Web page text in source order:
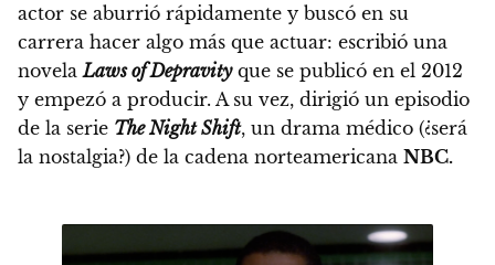
actor se aburrió rápidamente y buscó en su
carrera hacer algo más que actuar: escribió una
novela Laws of Depravityque se publicó en el 2012
y empezó a producir. A su vez, dirigió un episodio
de la serie The Night Shift, un drama médico (¿será
la nostalgia?) de la cadena norteamericana NBC.